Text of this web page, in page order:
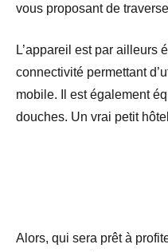
vous proposant de
L’appareil est par ailleurs
connectivité permettant
mobile. Il est également
douches. Un vrai petit
Alors, qui sera prêt à